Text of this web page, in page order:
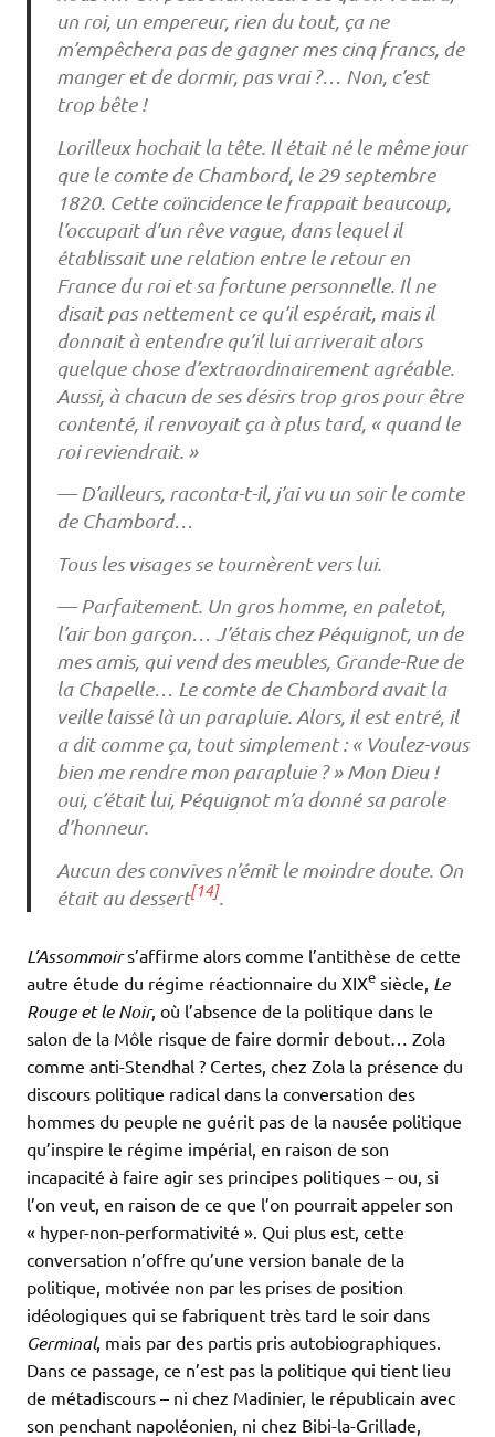
un roi, un empereur, rien du tout, ça ne
m’empêchera pas de gagner mes cinq francs, de
manger et de dormir, pas vrai ?… Non, c’est
trop bête !
Lorilleux hochait la tête. Il était né le même jour
que le comte de Chambord, le 29 septembre
1820. Cette coïncidence le frappait beaucoup,
l’occupait d’un rêve vague, dans lequel il
établissait une relation entre le retour en
France du roi et sa fortune personnelle. Il ne
disait pas nettement ce qu’il espérait, mais il
donnait à entendre qu’il lui arriverait alors
quelque chose d’extraordinairement agréable.
Aussi, à chacun de ses désirs trop gros pour être
contenté, il renvoyait ça à plus tard, « quand le
roi reviendrait. »
— D’ailleurs, raconta-t-il, j’ai vu un soir le comte
de Chambord…
Tous les visages se tournèrent vers lui.
— Parfaitement. Un gros homme, en paletot,
l’air bon garçon… J’étais chez Péquignot, un de
mes amis, qui vend des meubles, Grande-Rue de
la Chapelle… Le comte de Chambord avait la
veille laissé là un parapluie. Alors, il est entré, il
a dit comme ça, tout simplement : « Voulez-vous
bien me rendre mon parapluie ? » Mon Dieu !
oui, c’était lui, Péquignot m’a donné sa parole
d’honneur.
Aucun des convives n’émit le moindre doute. On
était au dessert[14].
L’Assommoirs’affirme alors comme l’antithèse de cette
autre étude du régime réactionnaire du XIXe siècle, Le
Rouge et le Noir, où l’absence de la politique dans le
salon de la Môle risque de faire dormir debout… Zola
comme anti-Stendhal ? Certes, chez Zola la présence du
discours politique radical dans la conversation des
hommes du peuple ne guérit pas de la nausée politique
qu’inspire le régime impérial, en raison de son
incapacité à faire agir ses principes politiques – ou, si
l’on veut, en raison de ce que l’on pourrait appeler son
« hyper-non-performativité ». Qui plus est, cette
conversation n’offre qu’une version banale de la
politique, motivée non par les prises de position
idéologiques qui se fabriquent très tard le soir dans
Germinal, mais par des partis pris autobiographiques.
Dans ce passage, ce n’est pas la politique qui tient lieu
de métadiscours – ni chez Madinier, le républicain avec
son penchant napoléonien, ni chez Bibi-la-Grillade,